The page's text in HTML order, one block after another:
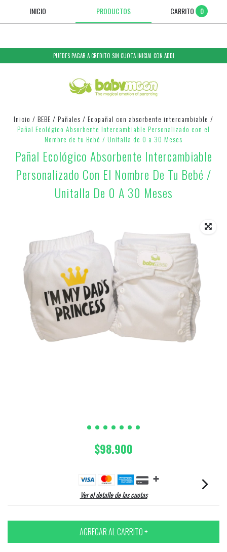
INICIO PRODUCTOS CARRITO 0
PUEDES PAGAR A CREDITO SIN CUOTA INICIAL CON ADDI
Inicio / BEBE / Pañales / Ecopañal con absorbente intercambiable /
Pañal Ecológico Absorbente Intercambiable Personalizado con el
Nombre de tu Bebé / Unitalla de 0 a 30 Meses
Pañal Ecológico Absorbente Intercambiable
Personalizado Con El Nombre De Tu Bebé /
Unitalla De 0 A 30 Meses
$98.900
Ver el detalle de las cuotas